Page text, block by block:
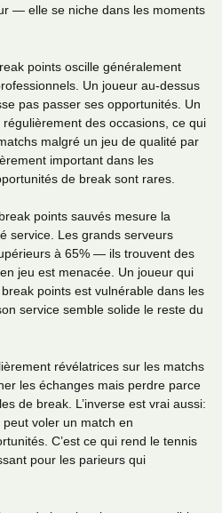
— elle se niche dans les moments
points oscille généralement
Un joueur au-dessus
pas passer ses opportunités. Un
des occasions, ce qui
malgré un jeu de qualité par
important dans les
de break sont rares.
points sauvés mesure la
service. Les grands serveurs
à 65% — ils trouvent des
jeu est menacée. Un joueur qui
points est vulnérable dans les
service semble solide le reste du
révélatrices sur les matchs
les échanges mais perdre parce
de break. L’inverse est vrai aussi:
voler un match en
C’est ce qui rend le tennis
pour les parieurs qui